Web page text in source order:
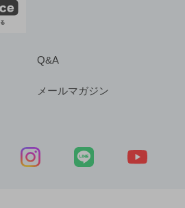
Q&A
メールマガジン